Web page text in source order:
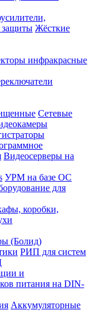
защиты Жёсткие
инфракрасные
Сетевые
Видеосерверы на
УРМ на базе ОС
для
коробки,
(Болид)
РИП для систем
и
питания на DIN-
Аккумуляторные